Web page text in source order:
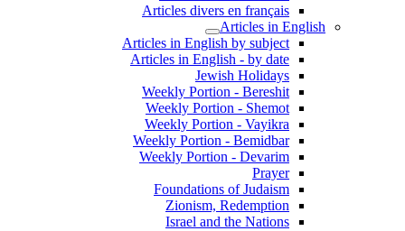
Articles divers en français
Articles in English
Articles in English by subject
Articles in English - by date
Jewish Holidays
Weekly Portion - Bereshit
Weekly Portion - Shemot
Weekly Portion - Vayikra
Weekly Portion - Bemidbar
Weekly Portion - Devarim
Prayer
Foundations of Judaism
Zionism, Redemption
Israel and the Nations